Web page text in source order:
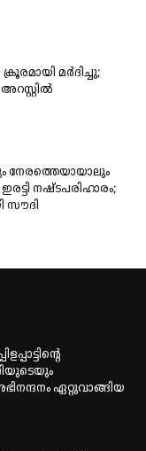
മർദിച്ചു;
നേരത്തെയായാലും
ഇരട്ടി നഷ്ടപരിഹാരം;
സൗദി
ഏറ്റുവാങ്ങിയ